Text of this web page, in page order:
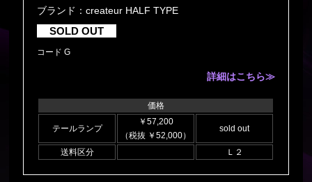
ブランド：createur HALF TYPE
SOLD OUT
コード G
詳細はこちら≫
価格
テールランプ
￥57,200
（税抜 ￥52,000）
sold out
送料区分 Ｌ２